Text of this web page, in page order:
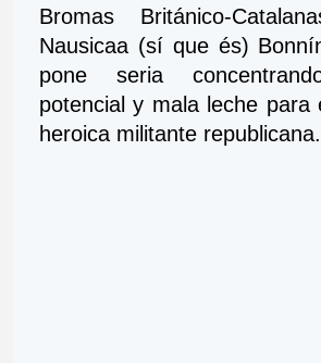
Bromas Británico-
Nausicaa (sí que és)
pone seria
potencial y mala leche para
heroica militante republicana.